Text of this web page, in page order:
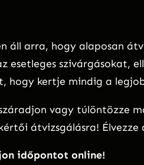
áll arra, hogy alaposan
esetleges szivárgásokat,
hogy kertje mindig a
vagy túlöntözze
átvizsgálásra! Élvezze
időpontot online!